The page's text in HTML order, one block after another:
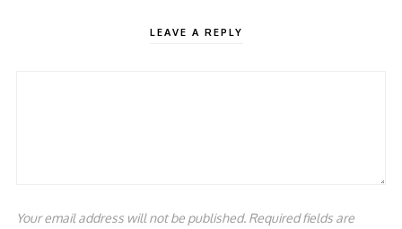
LEAVE A REPLY
Your email address will not be published. Required fields are